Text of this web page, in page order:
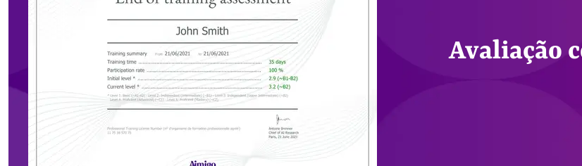
Avaliação